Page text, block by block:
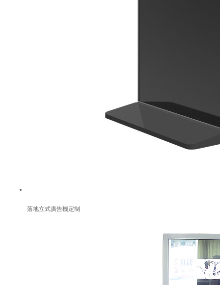
落地立式廣告機定制